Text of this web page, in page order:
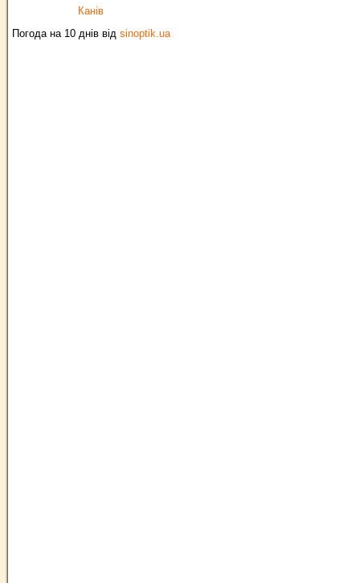
Канів
Погода на 10 днів від sinoptik.ua